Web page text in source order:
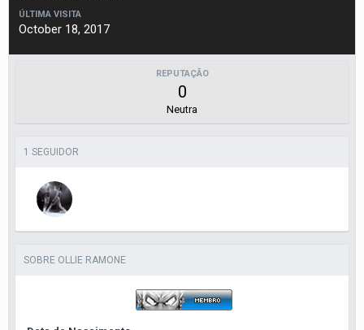
ÚLTIMA VISITA
October 18, 2017
REPUTAÇÃO
0
Neutra
1 SEGUIDOR
SOBRE OLLIE RAMONE